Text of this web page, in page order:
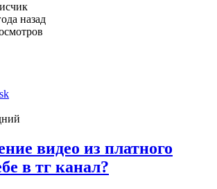
назад
видео из платного
в тг канал?